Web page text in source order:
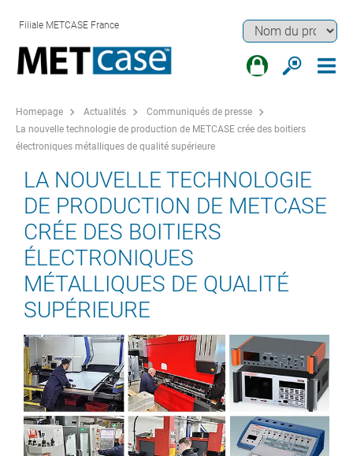
Filiale METCASE France
Homepage Actualités
Communiqués de presse
La nouvelle technologie de production de METCASE crée des boitiers
électroniques métalliques de qualité supérieure
LA NOUVELLE TECHNOLOGIE
DE PRODUCTION DE METCASE
CRÉE DES BOITIERS
ÉLECTRONIQUES
MÉTALLIQUES DE QUALITÉ
SUPÉRIEURE